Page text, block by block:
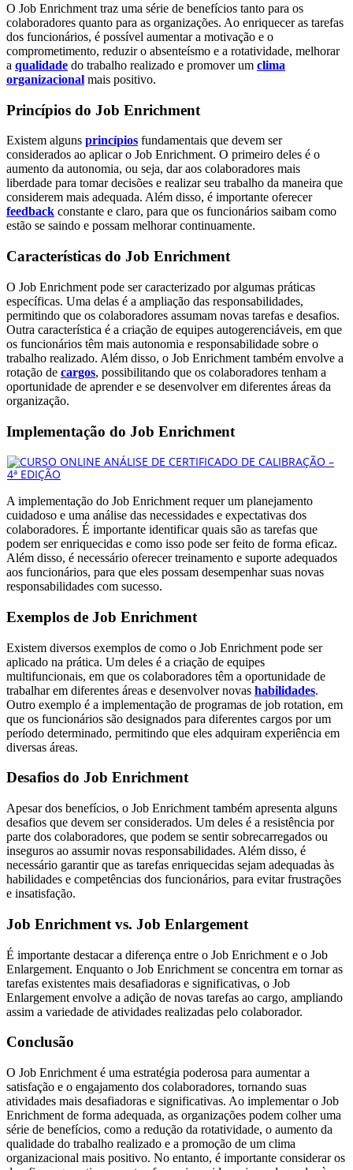
O Job Enrichment traz uma série de benefícios tanto para os
colaboradores quanto para as organizações. Ao enriquecer as tarefas
dos funcionários, é possível aumentar a motivação e o
comprometimento, reduzir o absenteísmo e a rotatividade, melhorar
a qualidade do trabalho realizado e promover um clima
organizacional mais positivo.
Princípios do Job Enrichment
Existem alguns princípios fundamentais que devem ser
considerados ao aplicar o Job Enrichment. O primeiro deles é o
aumento da autonomia, ou seja, dar aos colaboradores mais
liberdade para tomar decisões e realizar seu trabalho da maneira que
considerem mais adequada. Além disso, é importante oferecer
feedback constante e claro, para que os funcionários saibam como
estão se saindo e possam melhorar continuamente.
Características do Job Enrichment
O Job Enrichment pode ser caracterizado por algumas práticas
específicas. Uma delas é a ampliação das responsabilidades,
permitindo que os colaboradores assumam novas tarefas e desafios.
Outra característica é a criação de equipes autogerenciáveis, em que
os funcionários têm mais autonomia e responsabilidade sobre o
trabalho realizado. Além disso, o Job Enrichment também envolve a
rotação de cargos, possibilitando que os colaboradores tenham a
oportunidade de aprender e se desenvolver em diferentes áreas da
organização.
Implementação do Job Enrichment
A implementação do Job Enrichment requer um planejamento
cuidadoso e uma análise das necessidades e expectativas dos
colaboradores. É importante identificar quais são as tarefas que
podem ser enriquecidas e como isso pode ser feito de forma eficaz.
Além disso, é necessário oferecer treinamento e suporte adequados
aos funcionários, para que eles possam desempenhar suas novas
responsabilidades com sucesso.
Exemplos de Job Enrichment
Existem diversos exemplos de como o Job Enrichment pode ser
aplicado na prática. Um deles é a criação de equipes
multifuncionais, em que os colaboradores têm a oportunidade de
trabalhar em diferentes áreas e desenvolver novas habilidades.
Outro exemplo é a implementação de programas de job rotation, em
que os funcionários são designados para diferentes cargos por um
período determinado, permitindo que eles adquiram experiência em
diversas áreas.
Desafios do Job Enrichment
Apesar dos benefícios, o Job Enrichment também apresenta alguns
desafios que devem ser considerados. Um deles é a resistência por
parte dos colaboradores, que podem se sentir sobrecarregados ou
inseguros ao assumir novas responsabilidades. Além disso, é
necessário garantir que as tarefas enriquecidas sejam adequadas às
habilidades e competências dos funcionários, para evitar frustrações
e insatisfação.
Job Enrichment vs. Job Enlargement
É importante destacar a diferença entre o Job Enrichment e o Job
Enlargement. Enquanto o Job Enrichment se concentra em tornar as
tarefas existentes mais desafiadoras e significativas, o Job
Enlargement envolve a adição de novas tarefas ao cargo, ampliando
assim a variedade de atividades realizadas pelo colaborador.
Conclusão
O Job Enrichment é uma estratégia poderosa para aumentar a
satisfação e o engajamento dos colaboradores, tornando suas
atividades mais desafiadoras e significativas. Ao implementar o Job
Enrichment de forma adequada, as organizações podem colher uma
série de benefícios, como a redução da rotatividade, o aumento da
qualidade do trabalho realizado e a promoção de um clima
organizacional mais positivo. No entanto, é importante considerar os